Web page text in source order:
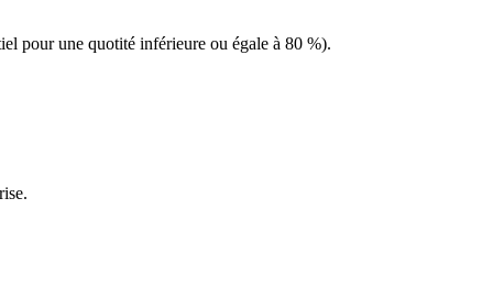
pour une quotité inférieure ou égale à 80 %).